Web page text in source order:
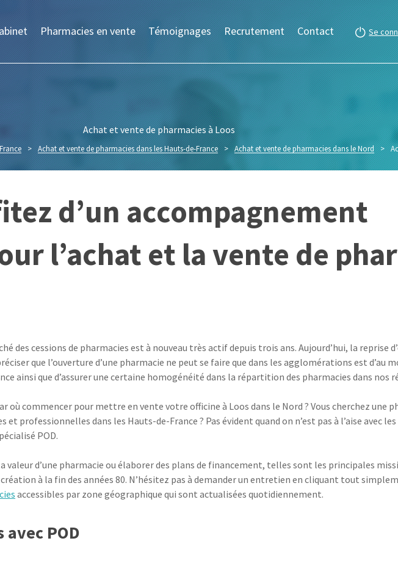
Pharmacies en vente Témoignages Recrutement Contact Se
Achat et vente de pharmacies à Loos
> Achat et vente de pharmacies dans les Hauts-de-France > Achat et vente de pharmacies dans le Nord >
d’un accompagnement
l’achat et la vente de
des cessions de pharmacies est à nouveau très actif depuis trois ans. Aujourd’hui, la reprise
que l’ouverture d’une pharmacie ne peut se faire que dans les agglomérations est d’au
ainsi que d’assurer une certaine homogénéité dans la répartition des pharmacies dans nos
où commencer pour mettre en vente votre officine à Loos dans le Nord ? Vous cherchez une
professionnelles dans les Hauts-de-France ? Pas évident quand on n’est pas à l’aise avec
POD.
valeur d’une pharmacie ou élaborer des plans de financement, telles sont les principales
à la fin des années 80. N’hésitez pas à demander un entretien en cliquant tout
accessibles par zone géographique qui sont actualisées quotidiennement.
POD